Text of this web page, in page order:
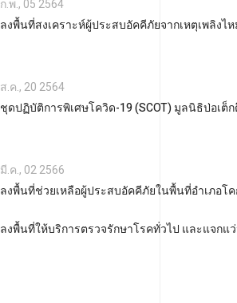
ก.พ., 05 2564
ลงพื้นที่สงเคราะห์ผู้ประสบอัคคีภัยจากเหตุเพลิง
ส.ค., 20 2564
ชุดปฏิบัติการพิเศษโควิด-19 (SCOT) มูลนิธิป่อเต็
มี.ค., 02 2566
ลงพื้นที่ช่วยเหลือผู้ประสบอัคคีภัยในพื้นที่อำเภอโ
ลงพื้นที่ให้บริการตรวจรักษาโรคทั่วไป และแจก